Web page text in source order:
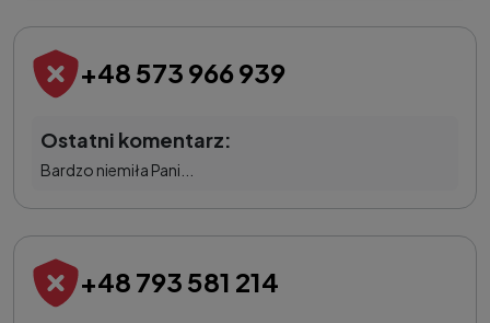
+48 573 966 939
Ostatni komentarz:
Bardzo niemiła Pani...
+48 793 581 214